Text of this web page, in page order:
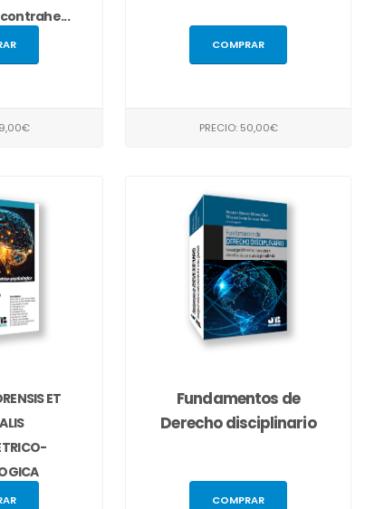
COMPRAR
PRECIO: 50,00€
ET
Fundamentos de
Derecho disciplinario
COMPRAR